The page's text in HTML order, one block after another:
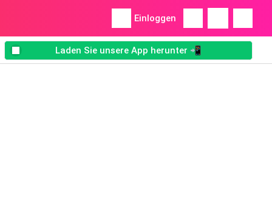
Einloggen
Laden Sie unsere App herunter 📲